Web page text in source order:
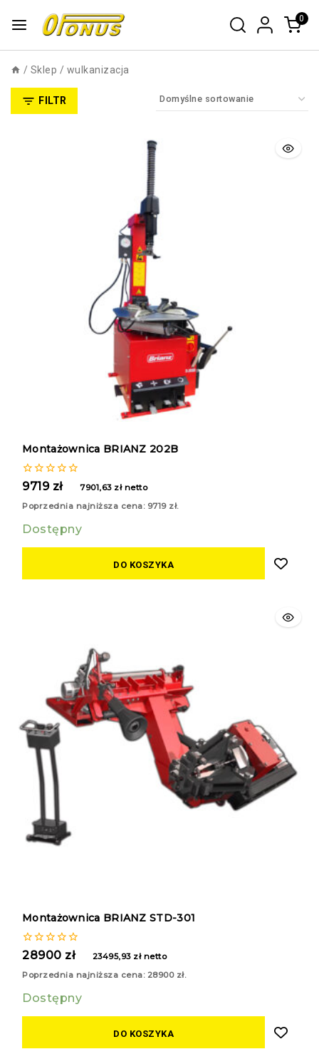
0
/ Sklep / wulkanizacja
FILTR
Montażownica BRIANZ 202B
0
5
9719 zł 7901,63 złnetto
Poprzednia najniższa cena: 9719 zł.
Dostępny
DO KOSZYKA
Montażownica BRIANZ STD-301
0
5
28900 zł 23495,93 złnetto
Poprzednia najniższa cena: 28900 zł.
Dostępny
DO KOSZYKA